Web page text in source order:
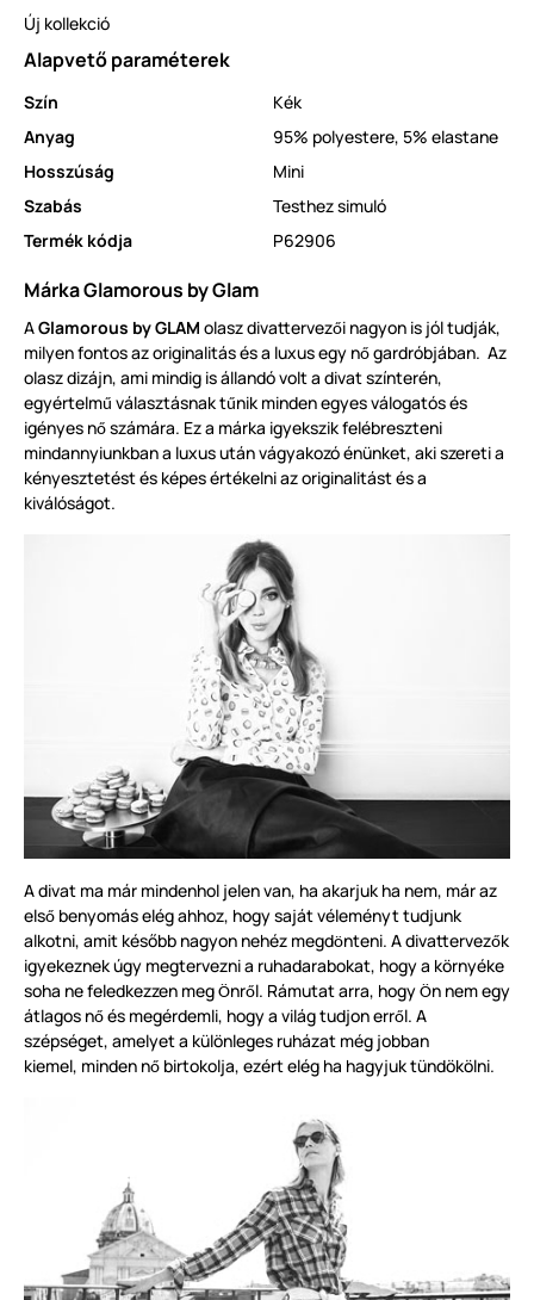
Új kollekció
Alapvető paraméterek
Szín
Kék
Anyag
95% polyestere, 5% elastane
Hosszúság
Mini
Szabás
Testhez simuló
Termék kódja
P62906
Márka Glamorous by Glam
AGlamorous by GLAM olasz divattervezői nagyon is jól tudják,
milyen fontos az originalitás és a luxus egy nő gardróbjában. Az
olasz dizájn, ami mindig is állandó volt a divat színterén,
egyértelmű választásnak tűnik minden egyes válogatós és
igényes nő számára. Ez a márka igyekszik felébreszteni
mindannyiunkban a luxus után vágyakozó énünket, aki szereti a
kényesztetést és képes értékelni az originalitást és a
kiválóságot.
A divat ma már mindenhol jelen van, ha akarjuk ha nem, már az
első benyomás elég ahhoz, hogy saját véleményt tudjunk
alkotni, amit később nagyon nehéz megdönteni. A divattervezők
igyekeznek úgy megtervezni a ruhadarabokat, hogy a környéke
soha ne feledkezzen meg Önről. Rámutat arra, hogy Ön nem egy
átlagos nő és megérdemli, hogy a világ tudjon erről. A
szépséget, amelyet a különleges ruházat még jobban
kiemel, minden nő birtokolja, ezért elég ha hagyjuktündökölni.